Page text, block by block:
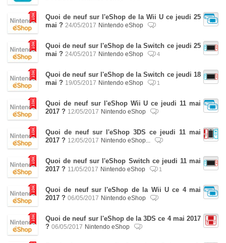
Quoi de neuf sur l'eShop de la Wii U ce jeudi 25
mai ? 24/05/2017 Nintendo eShop
Quoi de neuf sur l'eShop de la Switch ce jeudi 25
mai ? 24/05/2017 Nintendo eShop 4
Quoi de neuf sur l'eShop de la Switch ce jeudi 18
mai ? 19/05/2017 Nintendo eShop 1
Quoi de neuf sur l'eShop Wii U ce jeudi 11 mai
2017 ? 12/05/2017 Nintendo eShop
Quoi de neuf sur l'eShop 3DS ce jeudi 11 mai
2017 ? 12/05/2017 Nintendo eShop...
Quoi de neuf sur l'eShop Switch ce jeudi 11 mai
2017 ? 11/05/2017 Nintendo eShop 1
Quoi de neuf sur l'eShop de la Wii U ce 4 mai
2017 ? 06/05/2017 Nintendo eShop
Quoi de neuf sur l'eShop de la 3DS ce 4 mai 2017
? 06/05/2017 Nintendo eShop